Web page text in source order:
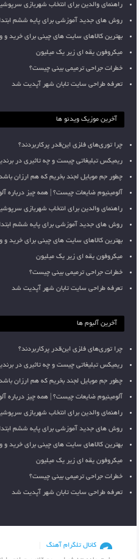
راهنمای والدین برای انتخاب شهربازی
روش های جدید آموزشی برای پایه ششم
بهترین کالاهای سایت های چینی برای خرید و
میکروفون یقه ای زیر یک میلیون
خطرات جراحی ترمیمی بینی چیست؟
تعرفه طراحی سایت تابان شهر آپدیت شد
آخرین موزیک ویدئو ها
چرا توری‌های فلزی این‌قدر پرکاربردند؟
ریمیکس تبلیغاتی چیست و چه تاثیری در
چطور جم موبایل لجند بخریم که هم ارزان
آلومینیوم ضایعات چیست؟ | همه چیز درباره
راهنمای والدین برای انتخاب شهربازی
روش های جدید آموزشی برای پایه ششم
بهترین کالاهای سایت های چینی برای خرید و
میکروفون یقه ای زیر یک میلیون
خطرات جراحی ترمیمی بینی چیست؟
تعرفه طراحی سایت تابان شهر آپدیت شد
آخرین آلبوم ها
چرا توری‌های فلزی این‌قدر پرکاربردند؟
ریمیکس تبلیغاتی چیست و چه تاثیری در
چطور جم موبایل لجند بخریم که هم ارزان
آلومینیوم ضایعات چیست؟ | همه چیز درباره
راهنمای والدین برای انتخاب شهربازی
روش های جدید آموزشی برای پایه ششم
بهترین کالاهای سایت های چینی برای خرید و
میکروفون یقه ای زیر یک میلیون
خطرات جراحی ترمیمی بینی چیست؟
تعرفه طراحی سایت تابان شهر آپدیت شد
کانال تلگرام آهنگ